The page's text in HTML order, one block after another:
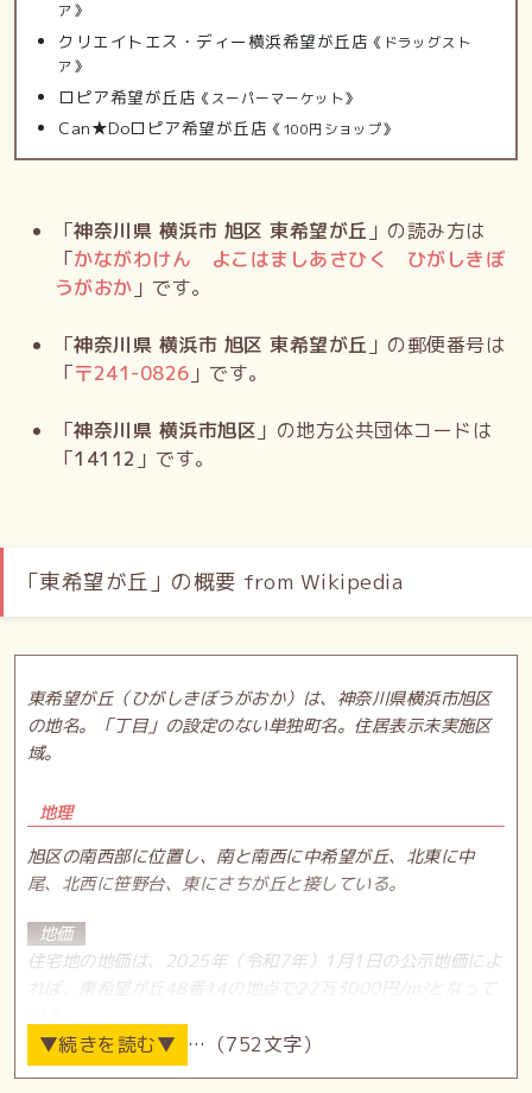
ア》
クリエイトエス・ディー横浜希望が丘店 《ドラッグスト
ア》
ロピア希望が丘店 《スーパーマーケット》
Can★Doロピア希望が丘店 《100円ショップ》
「神奈川県 横浜市 旭区 東希望が丘 」の読み方は
「かながわけん よこはましあさひく ひがしきぼ
うがおか 」です。
「神奈川県 横浜市 旭区 東希望が丘 」の郵便番号は
「〒241-0826 」です。
「神奈川県 横浜市旭区 」の地方公共団体コードは
「14112 」です。
「東希望が丘」の概要 from Wikipedia
東希望が丘（ひがしきぼうがおか）は、神奈川県横浜市旭区
の地名。「丁目」の設定のない単独町名。住居表示未実施区
域。
地理
旭区の南西部に位置し、南と南西に中希望が丘、北東に中
尾、北西に笹野台、東にさちが丘と接している。
地価
住宅地の地価は、2025年（令和7年）1月1日の公示地価によ
れば、東希望が丘48番14の地点で22万3000円/m²となって
沿革
…（752文字）